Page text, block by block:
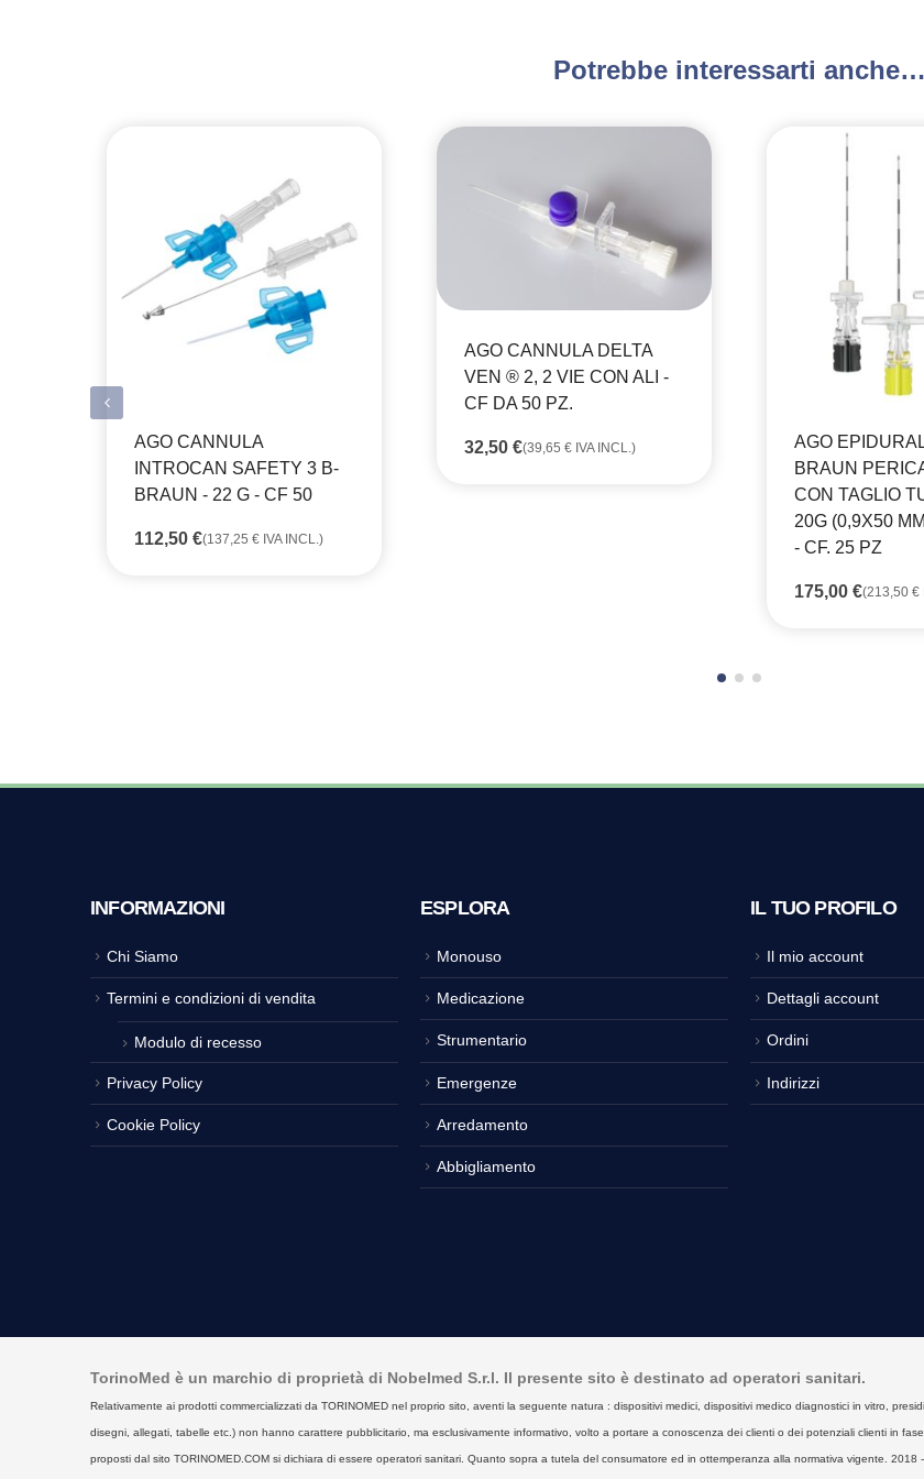
Potrebbe interessarti anche…
AGO CANNULA
INTROCAN SAFETY 3 B-
BRAUN - 22 G - CF 50
112,50 €(137,25 € IVA INCL.)
AGO CANNULA DELTA
VEN ® 2, 2 VIE CON ALI -
CF DA 50 PZ.
32,50 €(39,65 € IVA INCL.)
AGO
BRAUN
CON TAGLIO
20G (0,9X50
- CF. 25 PZ
175,00 €(213,50 €
INFORMAZIONI
Chi Siamo
Termini e condizioni di vendita
Modulo di recesso
Privacy Policy
Cookie Policy
ESPLORA
Monouso
Medicazione
Strumentario
Emergenze
Arredamento
Abbigliamento
IL TUO PROFILO
Il mio account
Dettagli account
Ordini
Indirizzi
TorinoMed è un marchio di proprietà di Nobelmed S.r.l. Il presente sito è destinato ad operatori sanitari.
Relativamente ai prodotti commercializzati da TORINOMED nel proprio sito, aventi la seguente natura : dispositivi medici, dispositivi medico diagnostici in vitro,
disegni, allegati, tabelle etc.) non hanno carattere pubblicitario, ma esclusivamente informativo, volto a portare a conoscenza dei clienti o dei potenziali clienti in
proposti dal sito TORINOMED.COM si dichiara di essere operatori sanitari. Quanto sopra a tutela del consumatore ed in ottemperanza alla normativa vigente.